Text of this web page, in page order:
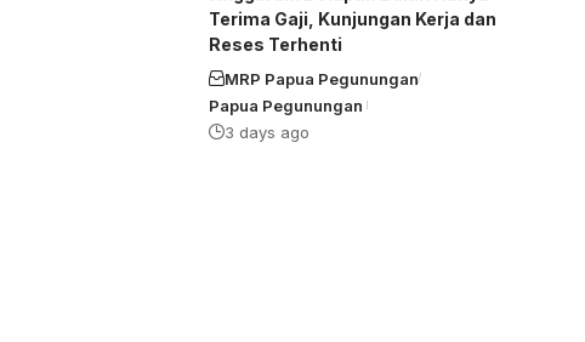
Terima Gaji, Kunjungan Kerja dan
Reses Terhenti
MRP Papua Pegunungan
Papua Pegunungan
3 days ago